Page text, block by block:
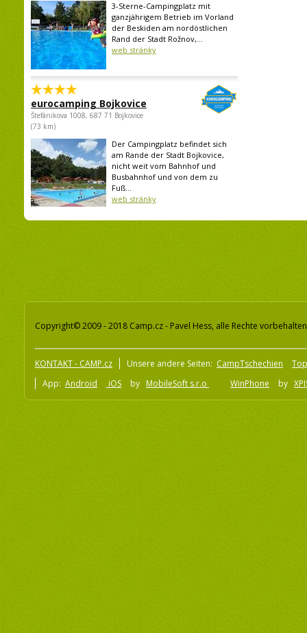
3-Sterne-Campingplatz mit
ganzjährigem Betrieb im Vorland
der Beskiden am nordöstlichen
Rand der Stadt Rožnov,...
web stránky
eurocamping Bojkovice
Štefánikova 1008, 687 71 Bojkovice
(73 km)
Der Campingplatz befindet sich
am Rande der Stadt Bojkovice,
nicht weit vom Bahnhof und
Busbahnhof und von dem zu
Fuß...
web stránky
Copyright© 2009 - 2018 Camp.cz - Pavel Hess, alle Rechte vorbehalten
KONTAKT - CAMP.cz Unsere andere Seiten: CampTschechien
App: Android iOS by MobileSoft s.r.o WinPhone by